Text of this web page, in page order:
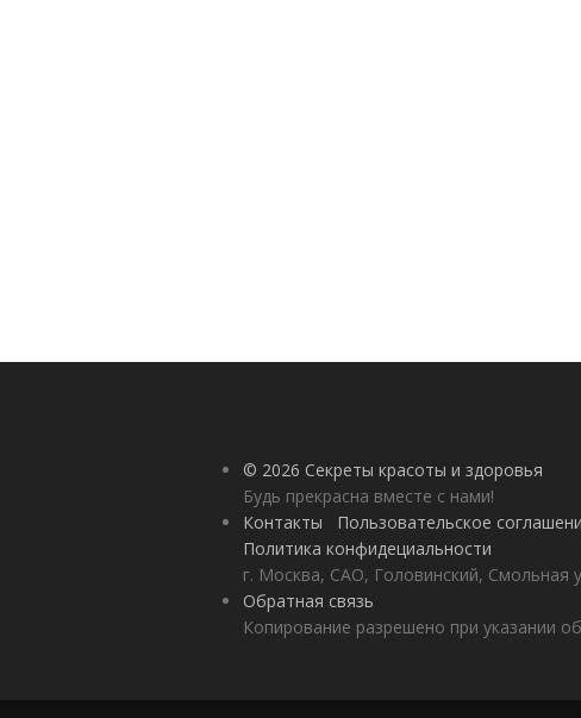
© 2026 Секреты красоты и здоровья
Будь прекрасна вместе с нами!
Контакты
Пользовательское
Политика конфидециальности
г. Москва, САО, Головинский, Смольная
Обратная связь
Копирование разрешено при указании